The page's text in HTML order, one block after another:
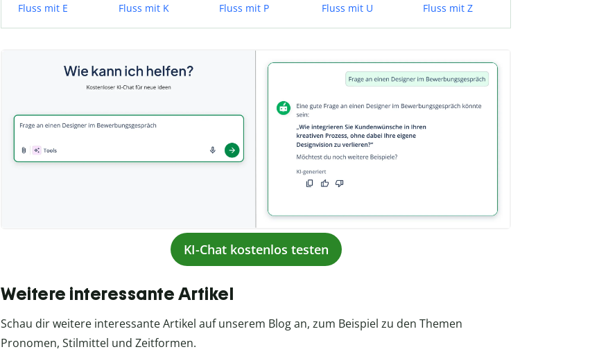
Fluss mit E Fluss mit K Fluss mit P Fluss mit U Fluss mit Z
KI-Chat kostenlos testen
Weitere interessante Artikel
Schau dir weitere interessante Artikel auf unserem Blog an, zum Beispiel zu den Themen
Pronomen, Stilmittel und Zeitformen.